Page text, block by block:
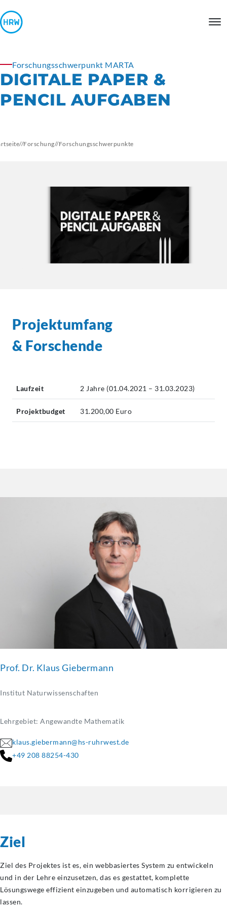
Forschungsschwerpunkt MARTA
DIGITALE PAPER &
PENCIL AUFGABEN
//Forschung//Forschungsschwerpunkte
Projektumfang
& Forschende
Laufzeit 2 Jahre (01.04.2021 – 31.03.2023)
Projektbudget 31.200,00 Euro
Prof. Dr. Klaus Giebermann
Institut Naturwissenschaften
Lehrgebiet: Angewandte Mathematik
klaus.giebermann@hs-ruhrwest.de
+49 208 88254-430
Ziel
Ziel des Projektes ist es, ein webbasiertes System zu entwickeln
und in der Lehre einzusetzen, das es gestattet, komplette
Lösungswege effizient einzugeben und automatisch korrigieren zu
lassen.